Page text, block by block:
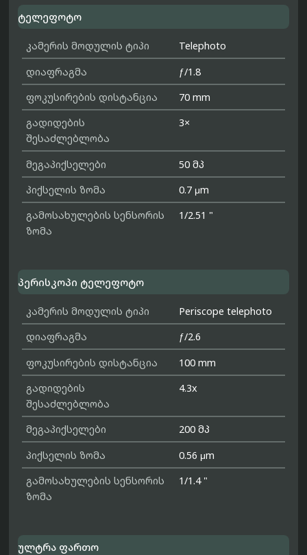
ტელეფოტო
კამერის მოდულის ტიპი
Telephoto
დიაფრაგმა
ƒ/1.8
ფოკუსირების დისტანცია
70 mm
გადიდების
შესაძლებლობა
3×
მეგაპიქსელები
50 მპ
პიქსელის ზომა
0.7 μm
გამოსახულების სენსორის
ზომა
1/2.51 "
პერისკოპი ტელეფოტო
კამერის მოდულის ტიპი
Periscope telephoto
დიაფრაგმა
ƒ/2.6
ფოკუსირების დისტანცია
100 mm
გადიდების
შესაძლებლობა
4.3x
მეგაპიქსელები
200 მპ
პიქსელის ზომა
0.56 μm
გამოსახულების სენსორის
ზომა
1/1.4 "
ულტრა ფართო